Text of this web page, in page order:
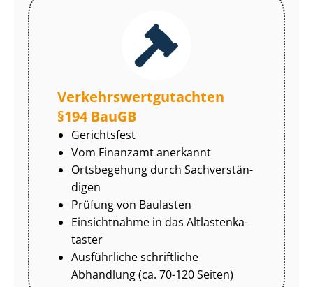
Ver­kehrs­wert­gut­ach­ten
§194 BauGB
Gerichtsfest
Vom Finanzamt anerkannt
Ortsbegehung durch Sach­ver­stän­
di­gen
Prüfung von Baulasten
Einsichtnahme in das Alt­las­ten­ka­
tas­ter
Ausführliche schriftliche
Abhandlung (ca. 70-120 Seiten)